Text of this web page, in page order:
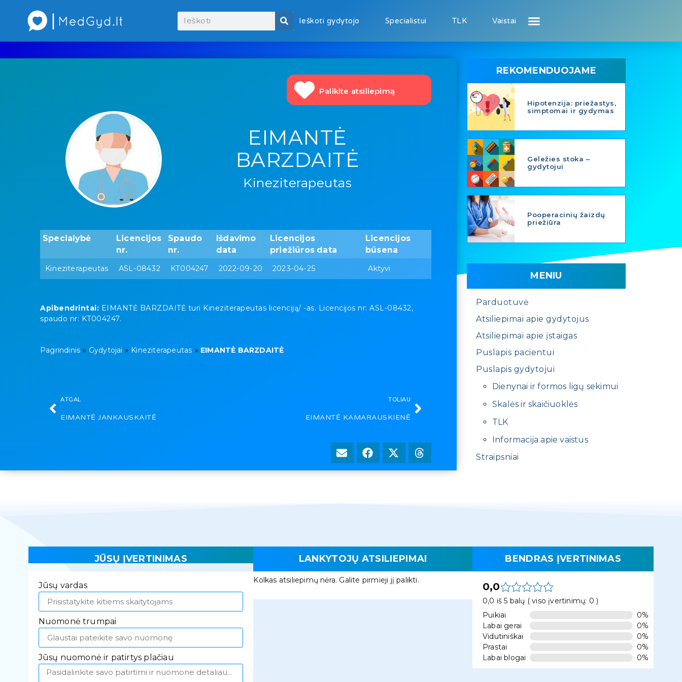
Ieškoti gydytojo Specialistui TLK Vaistai
Palikite atsiliepimą
EIMANTĖ
BARZDAITĖ
Kineziterapeutas
Specialybė
Licencijos
nr.
Spaudo
nr.
Išdavimo
data
Licencijos
priežiūros data
Licencijos
būsena
Kineziterapeutas ASL-08432 KT004247 2022-09-20 2023-04-25 Aktyvi
Apibendrintai: EIMANTĖ BARZDAITĖ turi Kineziterapeutas licenciją/ -as. Licencijos nr: ASL-08432,
spaudo nr: KT004247.
Pagrindinis » Gydytojai » Kineziterapeutas » EIMANTĖ BARZDAITĖ
ATGAL
EIMANTĖ JANKAUSKAITĖ
TOLIAU
EIMANTĖ KAMARAUSKIENĖ
REKOMENDUOJAME
Hipotenzija: priežastys,
simptomai ir gydymas
Geležies stoka –
gydytojui
Pooperacinių žaizdų
priežiūra
MENIU
Parduotuvė
Atsiliepimai apie gydytojus
Atsiliepimai apie įstaigas
Puslapis pacientui
Puslapis gydytojui
Dienynai ir formos ligų sekimui
Skalės ir skaičiuoklės
TLK
Informacija apie vaistus
Straipsniai
JŪSŲ ĮVERTINIMAS
Jūsų vardas
Nuomonė trumpai
Jūsų nuomonė ir patirtys plačiau
LANKYTOJŲ ATSILIEPIMAI
Kolkas atsiliepimų nėra. Galite pirmieji jį palikti.
BENDRAS ĮVERTINIMAS
0,0
0,0 iš 5 balų ( viso įvertinimų: 0 )
Puikiai
0%
Labai gerai
0%
Vidutiniškai
0%
Prastai
0%
Labai blogai
0%